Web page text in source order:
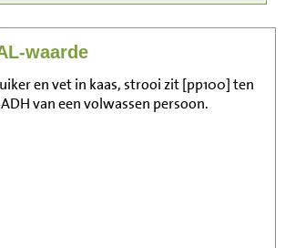
waarde
en vet in kaas, strooi zit [pp100] ten
van een volwassen persoon.